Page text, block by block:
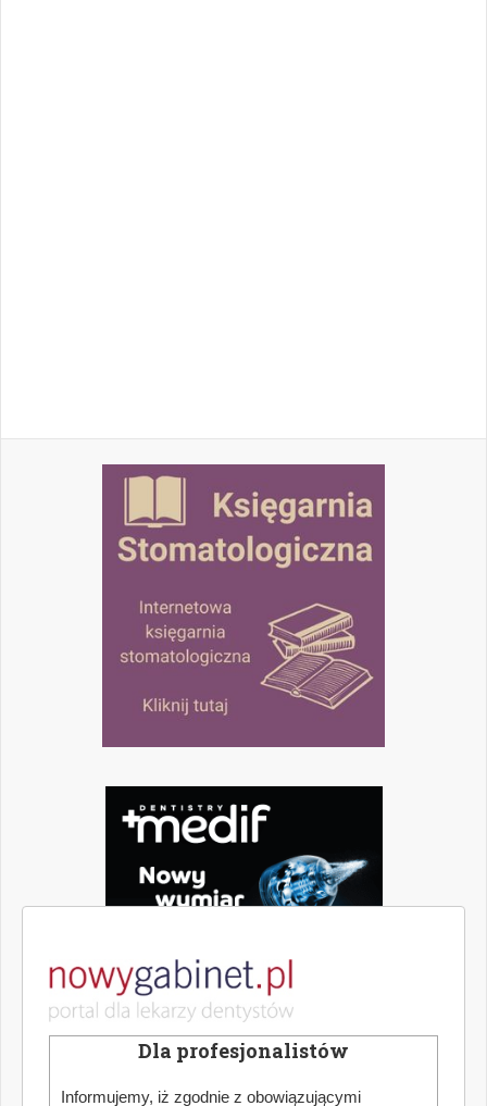
Dla profesjonalistów
Informujemy, iż zgodnie z obowiązującymi